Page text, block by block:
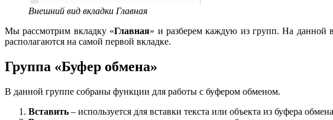
Внешний вид вкладки Главная
Мы рассмотрим вкладку «Главная» и разберем каждую из групп. На данной
располагаются на самой первой вкладке.
Группа «Буфер обмена»
В данной группе собраны функции для работы с буфером обменом.
Вставить – используется для вставки текста или объекта из буфера